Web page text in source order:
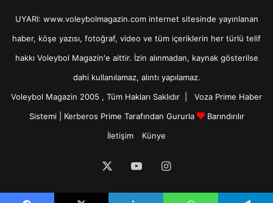
UYARI: www.voleybolmagazin.com internet sitesinde yayınlanan
haber, köşe yazısı, fotoğraf, video ve tüm içeriklerin her türlü telif
hakkı Voleybol Magazin'e aittir. İzin alınmadan, kaynak gösterilse
dahi kullanılamaz, alıntı yapılamaz.
Voleybol Magazin 2005 , Tüm Hakları Saklıdır | Voza Prime Haber
Sistemi| Kerberos Prime Tarafından Gururla
Barındırılır
İletişim
Künye
YouTubeInstagram